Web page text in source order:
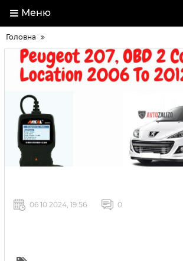
Меню
Головна
06 10 2024, 19:56 0